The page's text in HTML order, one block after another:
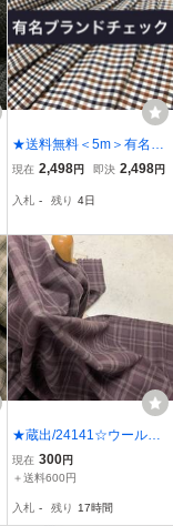
★送料無料＜5m＞有名高
級ブランド チェック 日本
ステル 紺×茶×白 安い 激
ット価格
現在 2,498円 即決 2,498円
入札 - 残り 4日
★蔵出/24141☆ウールタ
ータンチェックチャ★
現在 300円
＋送料600円
入札 - 残り 17時間